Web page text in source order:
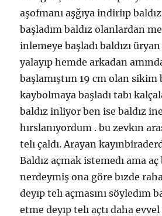
aşofmanı aşğıya indiriıp
başladım baldız olanlardan
inlemeye başladı baldızı
yalayıp hemde arkadan
başlamıştım 19 cm olan sikim
kaybolmaya başladı tabı
baldız inliyor ben ise baldız
hırslanıyordum . bu zevkın
telı çaldı. Arayan
Baldız açmak istemedı ama aç
nerdeymiş ona göre bızde
deyıp telı açmasını söyledım
etme deyıp telı açtı daha